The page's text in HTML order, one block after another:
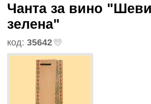
Чанта за вино
зелена"
код: 35642